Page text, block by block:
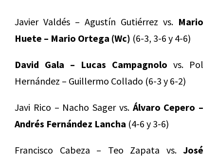
Javier Valdés – Agustín Gutiérrez vs. Mario
Huete – Mario Ortega (Wc) (6-3, 3-6 y 4-6)
David Gala – Lucas Campagnolo vs. Pol
Hernández – Guillermo Collado (6-3 y 6-2)
Javi Rico – Nacho Sager vs. Álvaro Cepero –
Andrés Fernández Lancha (4-6 y 3-6)
Francisco Cabeza – Teo Zapata vs. José